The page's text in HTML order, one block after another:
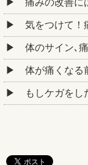
気をつけて！
体のサイン､
体が痛くなる
もしケガをし